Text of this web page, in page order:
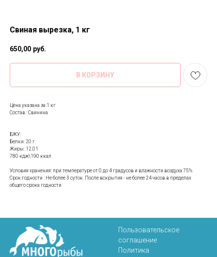
Свиная вырезка, 1 кг
650,00 руб.
В КОРЗИНУ
Цена указана за 1 кг
Состав : Свинина
БЖУ:
Белки: 20 г
Жиры: 12.01
780 кдж\190 ккал
Условия хранения: при температуре от 0 до 4 градусов и влажности воздуха 75%
Срок годности : Не более 3 суток. После вскрытия - не более 24 часов в пределах
общего срока годности
Пользовательское
соглашение
Политика